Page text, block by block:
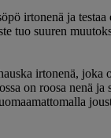
irtonenä ja
tuo suuren
irtonenä, joka
on roosa nenä ja